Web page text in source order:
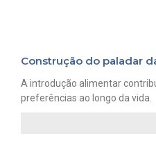
Construção do paladar
A introdução alimentar
preferências ao longo da vida.